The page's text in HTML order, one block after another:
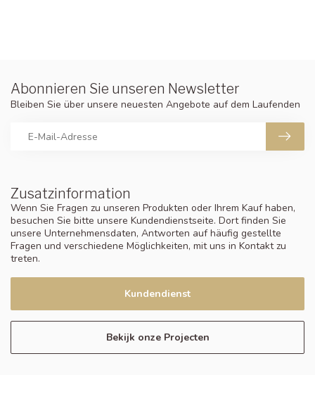
Zusatzinformation
Wenn Sie Fragen zu unseren Produkten oder Ihrem Kauf haben,
besuchen Sie bitte unsere Kundendienstseite. Dort finden Sie
unsere Unternehmensdaten, Antworten auf häufig gestellte
Fragen und verschiedene Möglichkeiten, mit uns in Kontakt zu
treten.
Kundendienst
Bekijk onze Projecten
Abonnieren Sie unseren Newsletter
Bleiben Sie über unsere neuesten Angebote auf dem Laufenden